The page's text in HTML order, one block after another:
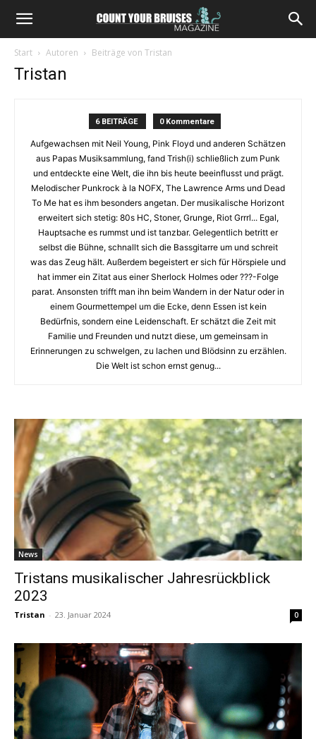
Start Autoren Beiträge von Tristan
Tristan
6 BEITRÄGE 0 Kommentare
Aufgewachsen mit Neil Young, Pink Floyd und anderen Schätzen
aus Papas Musiksammlung, fand Trish(i) schließlich zum Punk
und entdeckte eine Welt, die ihn bis heute beeinflusst und prägt.
Melodischer Punkrock à la NOFX, The Lawrence Arms und Dead
To Me hat es ihm besonders angetan. Der musikalische Horizont
erweitert sich stetig: 80s HC, Stoner, Grunge, Riot Grrrl... Egal,
Hauptsache es rummst und ist tanzbar. Gelegentlich betritt er
selbst die Bühne, schnallt sich die Bassgitarre um und schreit
was das Zeug hält. Außerdem begeistert er sich für Hörspiele und
hat immer ein Zitat aus einer Sherlock Holmes oder ???-Folge
parat. Ansonsten trifft man ihn beim Wandern in der Natur oder in
einem Gourmettempel um die Ecke, denn Essen ist kein
Bedürfnis, sondern eine Leidenschaft. Er schätzt die Zeit mit
Familie und Freunden und nutzt diese, um gemeinsam in
Erinnerungen zu schwelgen, zu lachen und Blödsinn zu erzählen.
Die Welt ist schon ernst genug...
News
Tristans musikalischer Jahresrückblick
2023
Tristan - 23. Januar 2024 0